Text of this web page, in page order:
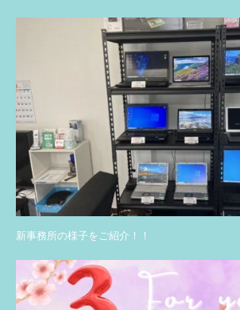
新事務所の様子をご紹介！！